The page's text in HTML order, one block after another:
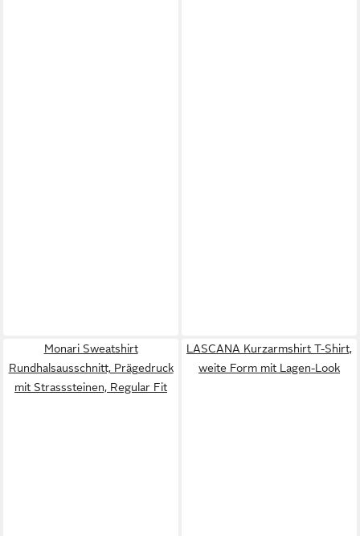
Monari Sweatshirt
Rundhalsausschnitt, Prägedruck
mit Strasssteinen, Regular Fit
LASCANA Kurzarmshirt T-Shirt,
weite Form mit Lagen-Look